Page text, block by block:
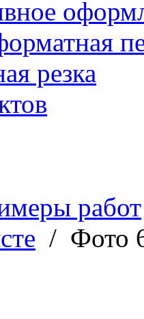
резка
работ
/ Фото